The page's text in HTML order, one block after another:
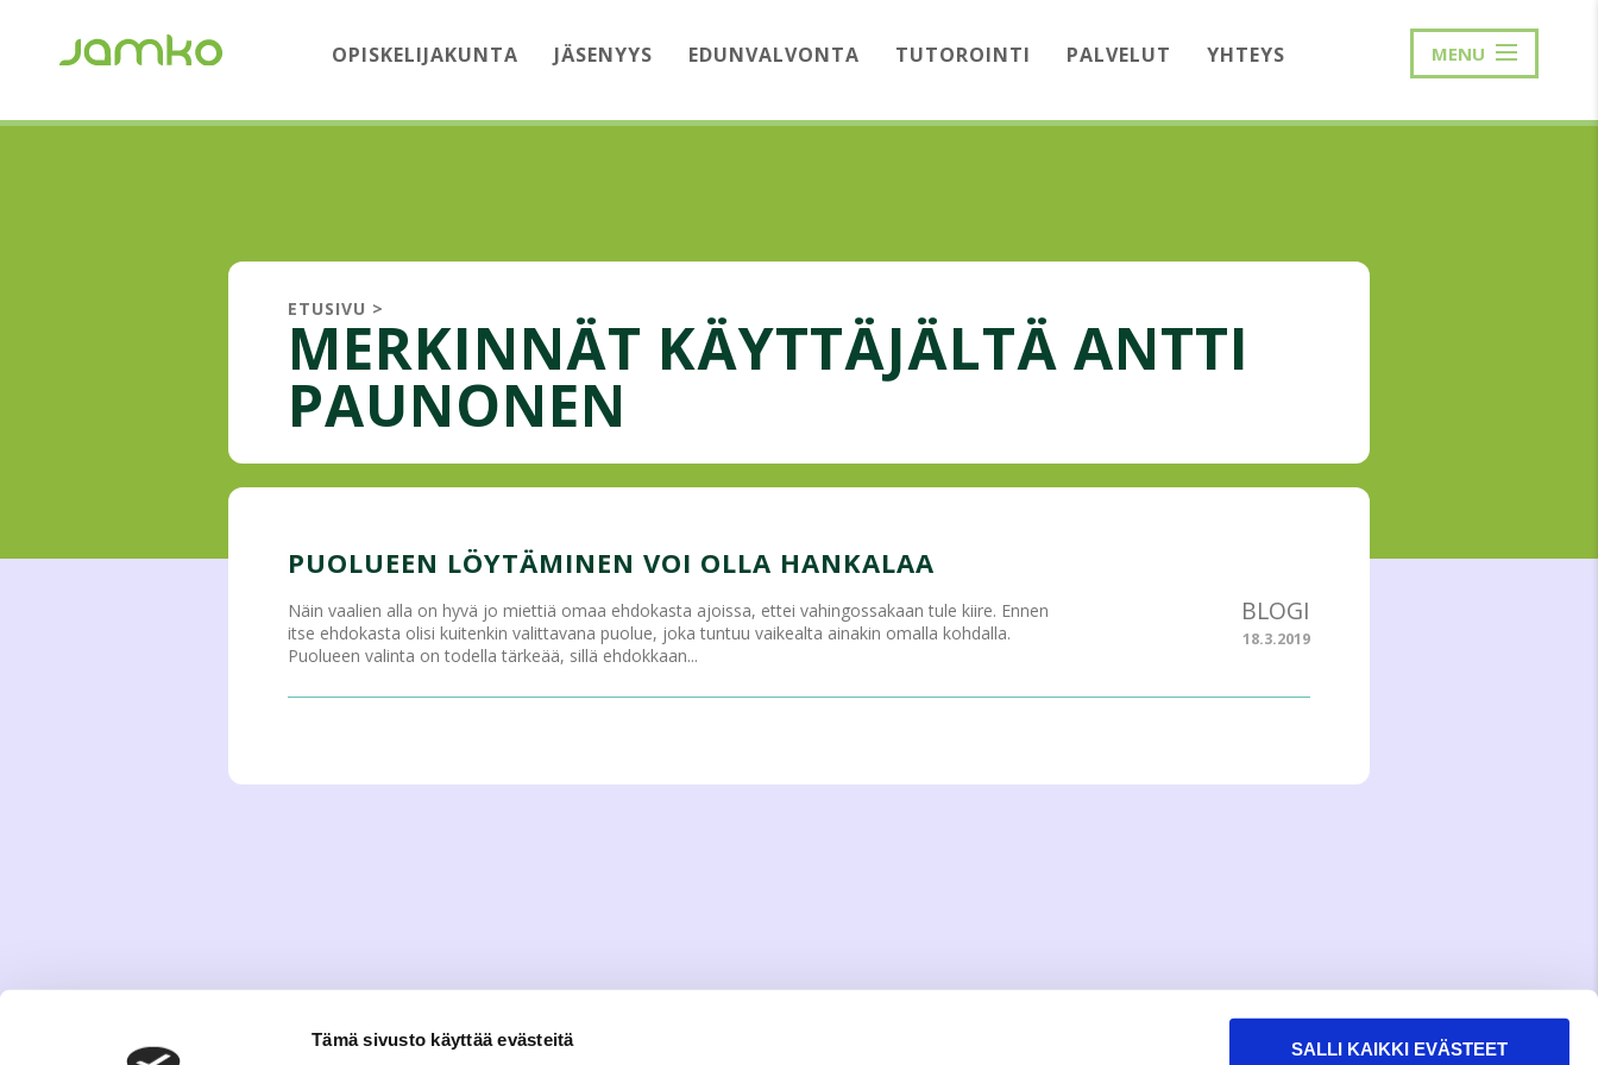
Tämä sivusto käyttää evästeitä SALLI KAIKKI EVÄSTEET
OPISKELIJAKUNTA JÄSENYYS EDUNVALVONTA TUTOROINTI PALVELUT YHTEYS MENU
ETUSIVU >
MERKINNÄT KÄYTTÄJÄLTÄ ANTTI
PAUNONEN
PUOLUEEN LÖYTÄMINEN VOI OLLA HANKALAA
Näin vaalien alla on hyvä jo miettiä omaa ehdokasta ajoissa, ettei vahingossakaan tule kiire. Ennen
itse ehdokasta olisi kuitenkin valittavana puolue, joka tuntuu vaikealta ainakin omalla kohdalla.
Puolueen valinta on todella tärkeää, sillä ehdokkaan...
BLOGI
18.3.2019